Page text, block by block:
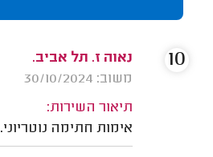
נאוה ז. תל אביב.
משוב: 30/10/2024
תיאור השירות:
אימות חתימה נוטריוני.
10